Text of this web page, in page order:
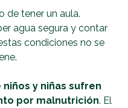
de tener un aula.
agua segura y contar
condiciones no se
niños y niñas sufren
por malnutrición. El